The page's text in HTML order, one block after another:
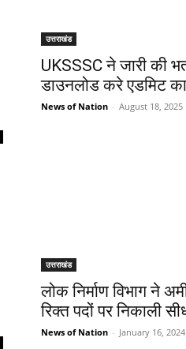
उत्तराखंड
UKSSSC ने जारी की
डाउनलोड करे एडमिट
News of Nation - August 18, 2025
उत्तराखंड
लोक निर्माण विभाग ने
रिक्त पदों पर निकाली
News of Nation - January 16, 2024